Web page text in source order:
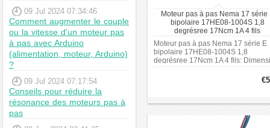
09 Jul 2024 07:34:46
Comment augmenter le couple
ou la vitesse d'un moteur pas
à pas avec Arduino
(alimentation, moteur, Arduino)
?
09 Jul 2024 07:17:54
Conseils pour réduire la
résonance des moteurs pas à
pas
encore plus maniable,
pratique et puissant.
Dans un composant de
petite taille, vous pouvez
Moteur pas à pas Nema 17 série
bipolaire 17HE08-1004S 1,8
degrésree 17Ncm 1A 4 fils
Moteur pas à pas Nema 17 série E
bipolaire 17HE08-1004S 1,8
degrésree 17Ncm 1A 4 fils:
moteur: 23mm. Diamètre de l'arbre: